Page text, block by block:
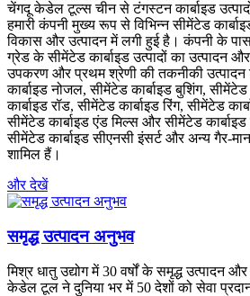
चेंगदू केडेल टूल्स चीन से टंगस्टन कार्बाइड
हमारी कंपनी मुख्य रूप से विभिन्न सीमेंटेड
विकास और उत्पादन में लगी हुई है। कंपनी के
ग्रेड के सीमेंटेड कार्बाइड उत्पादों का उत्पादन
उपकरण और प्रथम श्रेणी की तकनीकी उत्पादन
कार्बाइड नोजल, सीमेंटेड कार्बाइड बुशिंग,
कार्बाइड रॉड, सीमेंटेड कार्बाइड रिंग, सीमेंटेड
सीमेंटेड कार्बाइड एंड मिल्स और सीमेंटेड
सीमेंटेड कार्बाइड सीएनसी इंसर्ट और अन्य गैर-
शामिल हैं।
और देखें
समृद्ध उत्पादन अनुभव
मिश्र धातु उद्योग में 30 वर्षों के समृद्ध उत्पादन
केडेल टूल ने दुनिया भर में 50 देशों को सेवा